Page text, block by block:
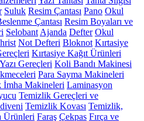
Suluk Resim Çantası Pano Okul
Çantası Resim Boyaları ve
Selobant Ajanda Defter Okul
Not Defteri Bloknot Kırtasiye
Kırtasiye Kağıt Ürünleri
Gereçleri Koli Bandı Makinesi
Para Sayma Makineleri
İmha Makineleri Laminasyon
Temizlik Gereçleri ve
Temizlik Kovası Temizlik,
Ürünleri Faraş Çekpas Fırça ve